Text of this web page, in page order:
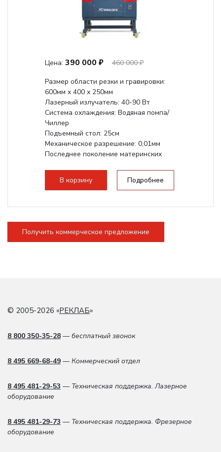
Цена: 390 000 ₽
460 000 ₽
Размер области резки и гравировки:
600мм х 400 х 250мм
Лазерный излучатель: 40-90 Вт
Система охлаждения: Водяная помпа/
Чиллер
Подъемный стол: 25см
Механическое разрешение: 0,01мм
Последнее поколение материнских
В корзину Подробнее
Получить коммерческое предложение
© 2005-2026 «РЕКЛАБ»
8 800 350-35-28 — бесплатный звонок
8 495 669-68-49 — Коммерческий отдел
8 495 481-29-53 — Техническая поддержка. Лазерное
оборудование
8 495 481-29-73 — Техническая поддержка. Фрезерное
оборудование